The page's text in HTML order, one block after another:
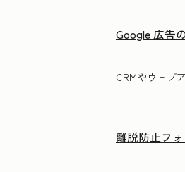
Google 広告
CRMやウェブ
離脱防止フ